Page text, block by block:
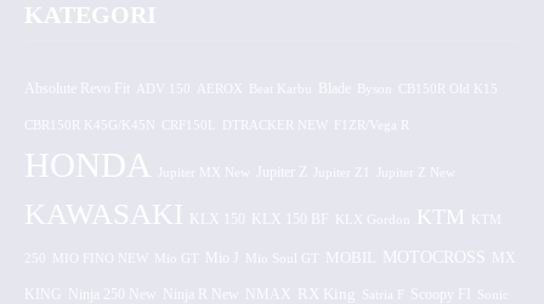
KATEGORI
Absolute Revo Fit ADV 150 AEROX CB150R Old K15
CBR150R K45G/K45N CRF150L DTRACKER NEW F1ZR/Vega R
HONDA Jupiter MX New Jupiter Z Jupiter Z1 Jupiter Z New
KAWASAKI KLX 150 KLX 150 BF KLX Gordon KTM KTM
250 MIO FINO NEW Mio GT Mio J Mio Soul GT MOBIL MOTOCROSS MX
KING Ninja 250 New Ninja R New NMAX RX King Satria F Scoopy FI Sonic